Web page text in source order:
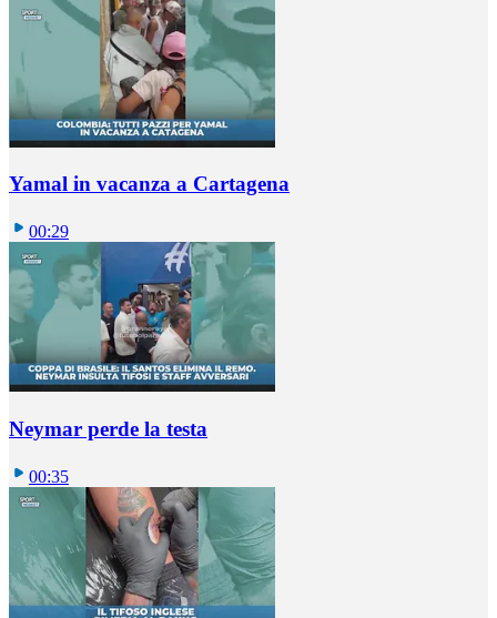
Yamal in vacanza a Cartagena
00:29
Neymar perde la testa
00:35